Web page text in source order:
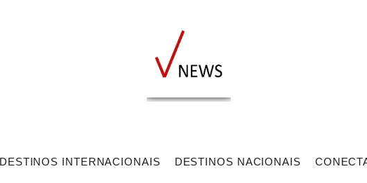
DESTINOS INTERNACIONAIS DESTINOS NACIONAIS